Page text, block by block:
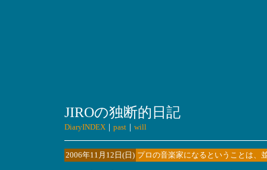
JIROの独断的日記
DiaryINDEX｜ past｜ will
2006年11月12日(日) プロの音楽家になるということは、